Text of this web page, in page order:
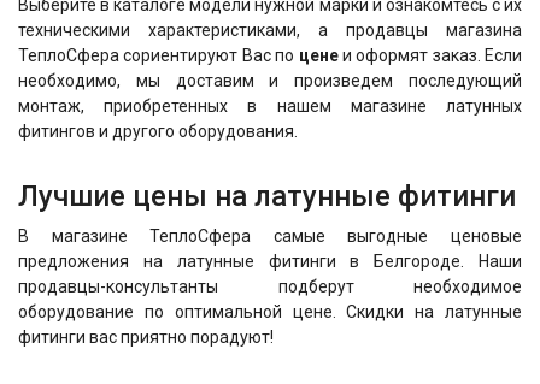
Выберите в каталоге модели нужной марки и ознакомтесь с их
техническими характеристиками, а продавцы магазина
ТеплоСфера сориентируют Вас по ценеи оформят заказ. Если
необходимо, мы доставим и произведем последующий
монтаж, приобретенных в нашем магазине латунных
фитингов и другого оборудования.
Лучшие цены на латунные фитинги
В магазине ТеплоСфера самые выгодные ценовые
предложения на латунные фитинги в Белгороде. Наши
продавцы-консультанты подберут необходимое
оборудование по оптимальной цене. Скидки на латунные
фитинги вас приятно порадуют!